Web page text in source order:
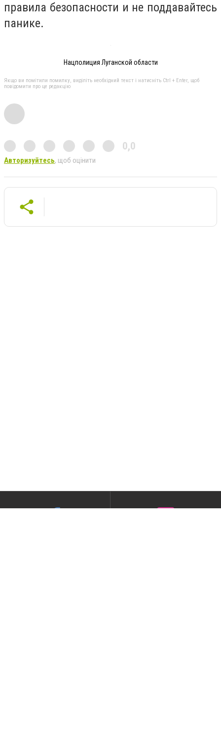
правила безопасности и не поддавайтесь
панике.
Нацполиция Луганской области
Якщо ви помітили помилку, виділіть необхідний текст і натисніть Ctrl + Enter, щоб
повідомити про це редакцію
0,0
Авторизуйтесь, щоб оцінити